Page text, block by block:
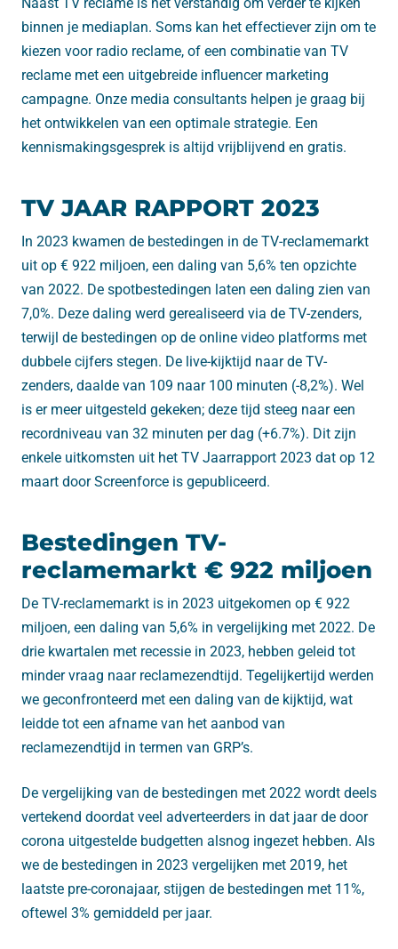
binnen je mediaplan. Soms kan het effectiever zijn om te
kiezen voor radio reclame, of een combinatie van TV
reclame met een uitgebreide influencer marketing
campagne. Onze media consultants helpen je graag bij
het ontwikkelen van een optimale strategie. Een
kennismakingsgesprek is altijd vrijblijvend en gratis.
TV JAAR RAPPORT 2023
In 2023 kwamen de bestedingen in de TV-reclamemarkt
uit op € 922 miljoen, een daling van 5,6% ten opzichte
van 2022. De spotbestedingen laten een daling zien van
7,0%. Deze daling werd gerealiseerd via de TV-zenders,
terwijl de bestedingen op de online video platforms met
dubbele cijfers stegen. De live-kijktijd naar de TV-
zenders, daalde van 109 naar 100 minuten (-8,2%). Wel
is er meer uitgesteld gekeken; deze tijd steeg naar een
recordniveau van 32 minuten per dag (+6.7%). Dit zijn
enkele uitkomsten uit het TV Jaarrapport 2023 dat op 12
maart door Screenforce is gepubliceerd.
Bestedingen TV-
reclamemarkt € 922 miljoen
De TV-reclamemarkt is in 2023 uitgekomen op € 922
miljoen, een daling van 5,6% in vergelijking met 2022. De
drie kwartalen met recessie in 2023, hebben geleid tot
minder vraag naar reclamezendtijd. Tegelijkertijd werden
we geconfronteerd met een daling van de kijktijd, wat
leidde tot een afname van het aanbod van
reclamezendtijd in termen van GRP’s.
De vergelijking van de bestedingen met 2022 wordt deels
vertekend doordat veel adverteerders in dat jaar de door
corona uitgestelde budgetten alsnog ingezet hebben. Als
we de bestedingen in 2023 vergelijken met 2019, het
laatste pre-coronajaar, stijgen de bestedingen met 11%,
oftewel 3% gemiddeld per jaar.